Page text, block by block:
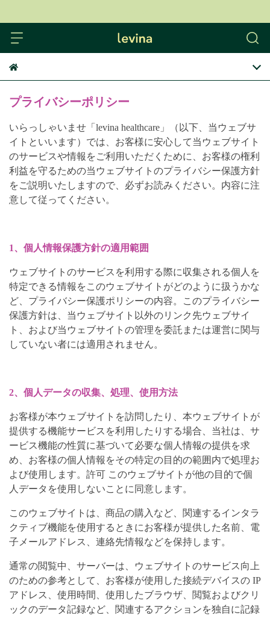
プライバシーポリシー
いらっしゃいませ「levina healthcare」（以下、当ウェブサ
イトといいます）では、お客様に安心して当ウェブサイト
のサービスや情報をご利用いただくために、お客様の権利
利益を守るための当ウェブサイトのプライバシー保護方針
をご説明いたしますので、必ずお読みください。内容に注
意して従ってください。
1、個人情報保護方針の適用範囲
ウェブサイトのサービスを利用する際に収集される個人を
特定できる情報をこのウェブサイトがどのように扱うかな
ど、プライバシー保護ポリシーの内容。このプライバシー
保護方針は、当ウェブサイト以外のリンク先ウェブサイ
ト、および当ウェブサイトの管理を委託または運営に関与
していない者には適用されません。
2、個人データの収集、処理、使用方法
お客様が本ウェブサイトを訪問したり、本ウェブサイトが
提供する機能サービスを利用したりする場合、当社は、サ
ービス機能の性質に基づいて必要な個人情報の提供を求
め、お客様の個人情報をその特定の目的の範囲内で処理お
よび使用します。許可 このウェブサイトが他の目的で個
人データを使用しないことに同意します。
このウェブサイトは、商品の購入など、関連するインタラ
クティブ機能を使用するときにお客様が提供した名前、電
子メールアドレス、連絡先情報などを保持します。
通常の閲覧中、サーバーは、ウェブサイトのサービス向上
のための参考として、お客様が使用した接続デバイスの IP
アドレス、使用時間、使用したブラウザ、閲覧およびクリ
ックのデータ記録など、関連するアクションを独自に記録